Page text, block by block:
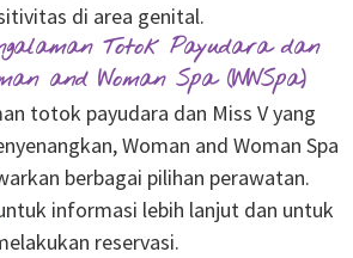
di area genital.
Totok Payudara dan
and Woman Spa (WWSpa)
totok payudara dan Miss V yang
Woman and Woman Spa
berbagai pilihan perawatan.
informasi lebih lanjut dan untuk
reservasi.